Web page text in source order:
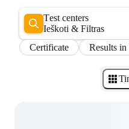
Test centers
Ieškoti & Filtras
Certificate
Results